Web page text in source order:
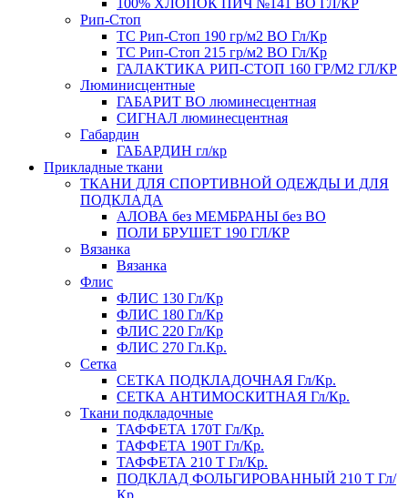
100% ХЛОПОК ПИЧ №141 ВО ГЛ/КР
Рип-Стоп
TC Рип-Стоп 190 гр/м2 ВО Гл/Кр
TC Рип-Стоп 215 гр/м2 ВО Гл/Кр
ГАЛАКТИКА РИП-СТОП 160 ГР/М2 ГЛ/КР
Люминисцентные
ГАБАРИТ ВО люминесцентная
СИГНАЛ люминесцентная
Габардин
ГАБАРДИН гл/кр
Прикладные ткани
ТКАНИ ДЛЯ СПОРТИВНОЙ ОДЕЖДЫ И ДЛЯ
ПОДКЛАДА
АЛОВА без МЕМБРАНЫ без ВО
ПОЛИ БРУШЕТ 190 ГЛ/КР
Вязанка
Вязанка
Флис
ФЛИС 130 Гл/Кр
ФЛИС 180 Гл/Кр
ФЛИС 220 Гл/Кр
ФЛИС 270 Гл.Кр.
Сетка
СЕТКА ПОДКЛАДОЧНАЯ Гл/Кр.
СЕТКА АНТИМОСКИТНАЯ Гл/Кр.
Ткани подкладочные
ТАФФЕТА 170Т Гл/Кр.
ТАФФЕТА 190Т Гл/Кр.
ТАФФЕТА 210 Т Гл/Кр.
ПОДКЛАД ФОЛЬГИРОВАННЫЙ 210 Т Гл/
Кр